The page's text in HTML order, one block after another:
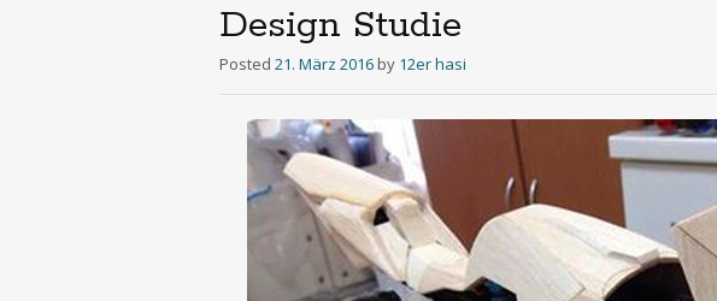
Design Studie
Posted 21. März 2016 by 12er hasi